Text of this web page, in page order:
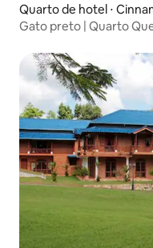
Quarto de hotel ⋅
Gato preto | Quarto